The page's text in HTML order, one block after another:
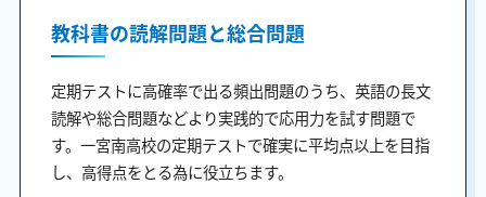
教科書の読解問題と総合問題
定期テストに高確率で出る頻出問題のうち、英語の長文
読解や総合問題などより実践的で応用力を試す問題で
す。一宮南高校の定期テストで確実に平均点以上を目指
し、高得点をとる為に役立ちます。